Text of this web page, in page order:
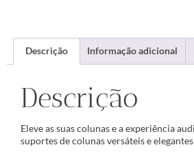
Descrição Informação adicional
Descrição
Eleve as suas colunas e a experiência
suportes de colunas versáteis e